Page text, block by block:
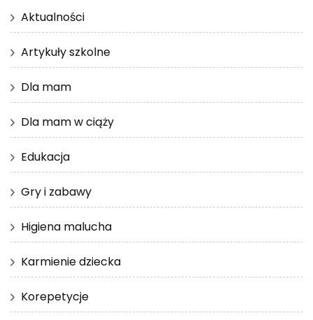
Aktualności
Artykuły szkolne
Dla mam
Dla mam w ciąży
Edukacja
Gry i zabawy
Higiena malucha
Karmienie dziecka
Korepetycje